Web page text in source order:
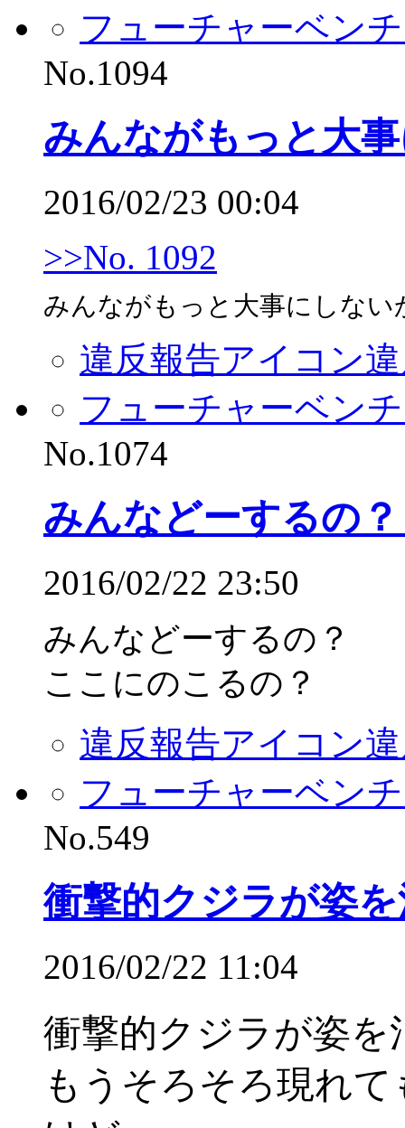
フューチャーベン
No.1094
みんながもっと大
2016/02/23 00:04
>>No. 1092
みんながもっと大事にしない
違反報告アイコン
フューチャーベン
No.1074
みんなどーするの
2016/02/22 23:50
みんなどーするの？
ここにのこるの？
違反報告アイコン
フューチャーベン
No.549
衝撃的クジラが姿
2016/02/22 11:04
衝撃的クジラが姿を
もうそろそろ現れ